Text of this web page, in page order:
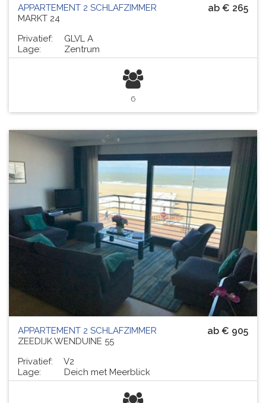
ab € 265
APPARTEMENT 2 SCHLAFZIMMER
MARKT 24
Privatief:
GLVL A
Lage:
Zentrum
6
ab € 905
APPARTEMENT 2 SCHLAFZIMMER
ZEEDIJK WENDUINE 55
Privatief:
V2
Lage:
Deich met Meerblick